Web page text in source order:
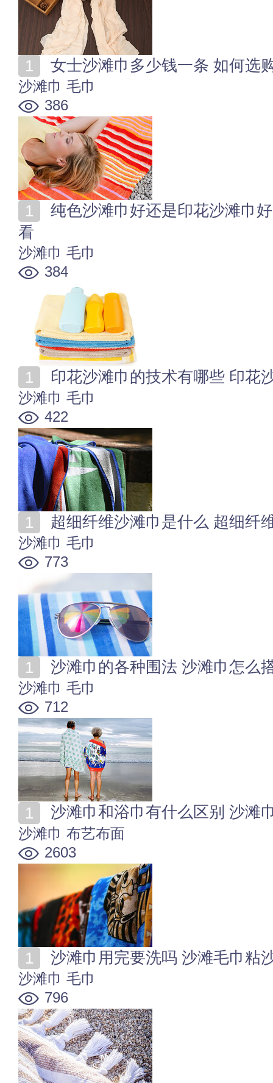
女士沙滩巾多少钱一条 如何选
沙滩巾 毛巾
386
看
沙滩巾 毛巾
384
印花沙滩巾的技术有哪些 印花
沙滩巾 毛巾
422
超细纤维沙滩巾是什么 超细纤
沙滩巾 毛巾
773
沙滩巾的各种围法 沙滩巾怎么
沙滩巾 毛巾
712
沙滩巾和浴巾有什么区别 沙滩
沙滩巾 布艺布面
2603
沙滩巾用完要洗吗 沙滩毛巾粘
沙滩巾 毛巾
796